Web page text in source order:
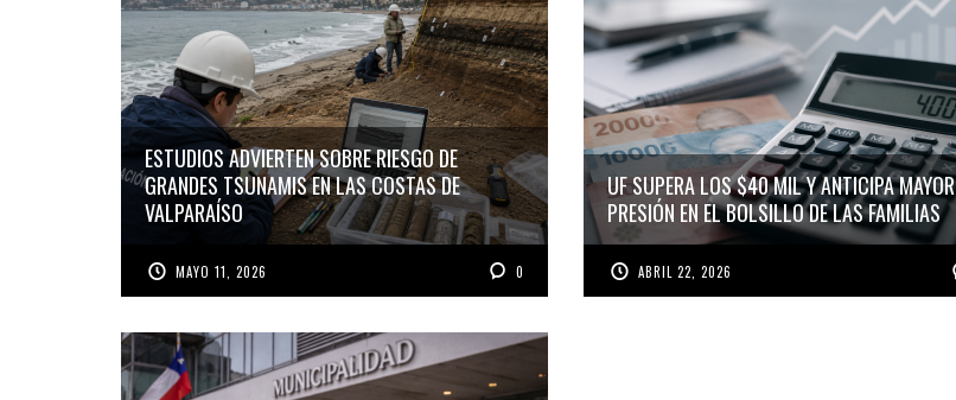
ESTUDIOS ADVIERTEN SOBRE RIESGO DE
GRANDES TSUNAMIS EN LAS COSTAS DE
VALPARAÍSO
MAYO 11, 2026 0
UF SUPERA LOS $40 MIL Y ANTICIPA MAYOR
PRESIÓN EN EL BOLSILLO DE LAS FAMILIAS
ABRIL 22, 2026